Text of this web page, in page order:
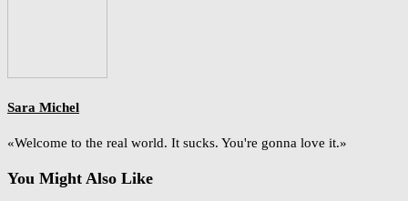
Sara Michel
«Welcome to the real world. It sucks. You're gonna love it.»
You Might Also Like